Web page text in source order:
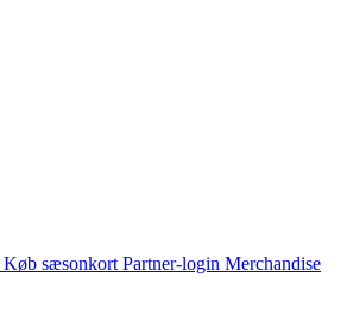
Køb sæsonkort Partner-login Merchandise